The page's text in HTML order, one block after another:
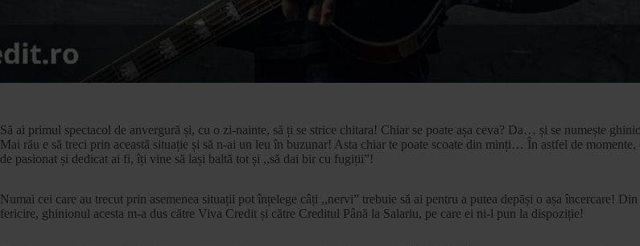
Să ai primul spectacol de anvergură și, cu o zi-nainte, să ți se strice chitara! Chiar se poate așa ceva? Da… și se numește
Mai rău e să treci prin această situație și să n-ai un leu în buzunar! Asta chiar te poate scoate din minți… În astfel de momente,
de pasionat și dedicat ai fi, îți vine să lași baltă tot și ,,să dai bir cu fugiții”!
Numai cei care au trecut prin asemenea situații pot înțelege câți ,,nervi” trebuie să ai pentru a putea depăși o așa încercare! Din
fericire, ghinionul acesta m-a dus către Viva Credit și către Creditul Până la Salariu, pe care ei ni-l pun la dispoziție!